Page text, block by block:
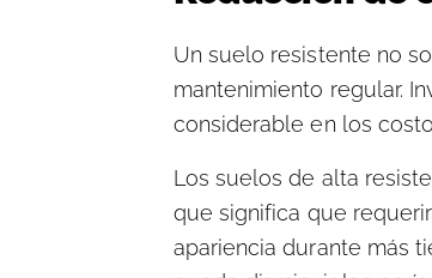
Un suelo resistente no
mantenimiento regular.
considerable en los
Los suelos de alta
que significa que
apariencia durante más